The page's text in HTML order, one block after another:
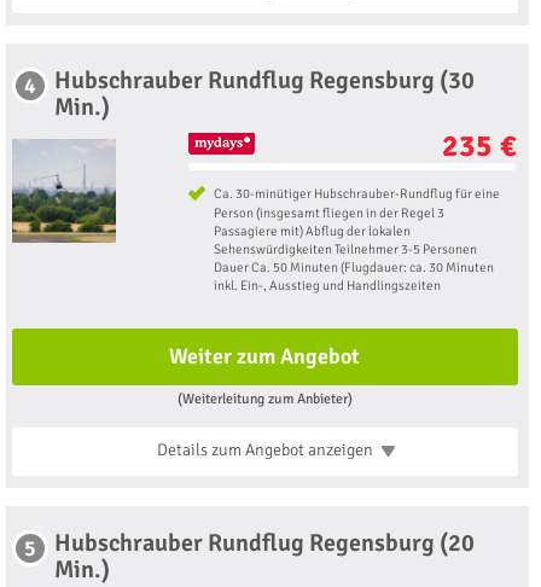
4
Hubschrauber Rundflug Regensburg (30
Min.)
235 €
Ca. 30-minütiger Hubschrauber-Rundflug für eine
Person (insgesamt fliegen in der Regel 3
Passagiere mit) Abflug der lokalen
Sehenswürdigkeiten Teilnehmer 3-5 Personen
Dauer Ca. 50 Minuten (Flugdauer: ca. 30 Minuten
inkl. Ein-, Ausstieg und Handlingszeiten
Weiter zum Angebot
(Weiterleitung zum Anbieter)
Details zum Angebotanzeigen
5
Hubschrauber Rundflug Regensburg (20
Min.)